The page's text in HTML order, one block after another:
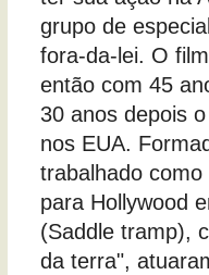
grupo de
fora-da-lei. O
então com 45
30 anos depois
nos EUA.
trabalhado
para Hollywood
(Saddle tramp),
da terra",